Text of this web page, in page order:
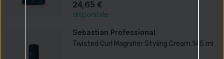
24,65 €
disponibile
Sebastian Professional
Twisted Curl Magnifier Styling Cream 145 ml